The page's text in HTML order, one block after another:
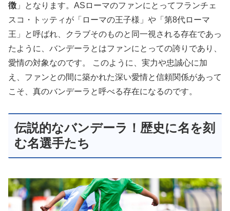
徴 」となります。ASローマのファンにとってフランチェ
スコ・トッティが「ローマの王子様」や「第8代ローマ
王」と呼ばれ、クラブそのものと同一視される存在であっ
たように、バンデーラとはファンにとっての誇りであり、
愛情の対象なのです。 このように、実力や忠誠心に加
え、ファンとの間に築かれた深い愛情と信頼関係があって
こそ、真のバンデーラと呼べる存在になるのです。
伝説的なバンデーラ！歴史に名を刻
む名選手たち